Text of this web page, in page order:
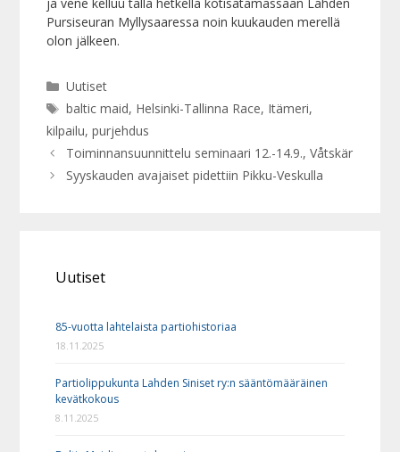
Pursiseuran Myllysaaressa noin kuukauden merellä
olon jälkeen.
Kategoriat
Uutiset
Avainsanat
baltic maid, Helsinki-Tallinna Race, Itämeri,
kilpailu,purjehdus
Toiminnansuunnittelu seminaari 12.-14.9., Våtskär
Syyskauden avajaiset pidettiin Pikku-Veskulla
Uutiset
85-vuotta lahtelaista partiohistoriaa
18.11.2025
Partiolippukunta Lahden Siniset ry:n sääntömääräinen
kevätkokous
8.11.2025